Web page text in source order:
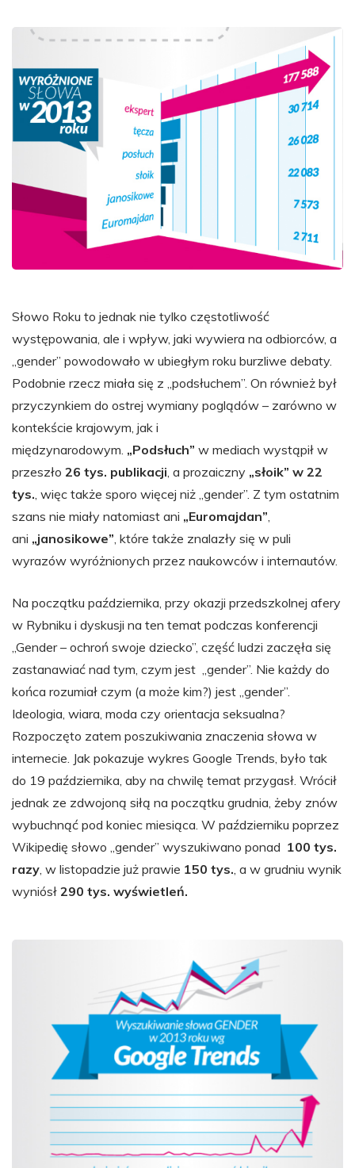
Słowo Roku to jednak nie tylko częstotliwość
występowania, ale i wpływ, jaki wywiera na odbiorców, a
„gender” powodowało w ubiegłym roku burzliwe debaty.
Podobnie rzecz miała się z „podsłuchem”. On również był
przyczynkiem do ostrej wymiany poglądów – zarówno w
kontekście krajowym, jak i
międzynarodowym. „Podsłuch” w mediach wystąpił w
przeszło 26 tys. publikacji , a prozaiczny „słoik” w 22
tys. , więc także sporo więcej niż „gender”. Z tym ostatnim
szans nie miały natomiast ani „Euromajdan”
ani „janosikowe” , które także znalazły się w puli
wyrazów wyróżnionych przez naukowców i internautów.
Na początku października, przy okazji przedszkolnej afery
w Rybniku i dyskusji na ten temat podczas konferencji
„Gender – ochroń swoje dziecko”, część ludzi zaczęła się
zastanawiać nad tym, czym jest „gender”. Nie każdy do
końca rozumiał czym (a może kim?) jest „gender”.
Ideologia, wiara, moda czy orientacja seksualna?
Rozpoczęto zatem poszukiwania znaczenia słowa w
internecie. Jak pokazuje wykres Google Trends, było tak
do 19 października, aby na chwilę temat przygasł. Wrócił
jednak ze zdwojoną siłą na początku grudnia, żeby znów
wybuchnąć pod koniec miesiąca. W październiku poprzez
Wikipedię słowo „gender” wyszukiwano ponad 100 tys.
razy , w listopadzie już prawie 150 tys. , a w grudniu wynik
wyniósł 290 tys. wyświetleń.